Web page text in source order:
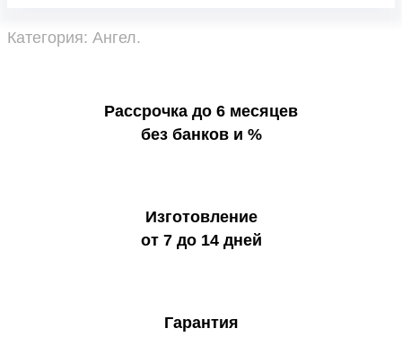
Категория: Ангел.
Рассрочка до 6 месяцев
без банков и %
Изготовление
от 7 до 14 дней
Гарантия